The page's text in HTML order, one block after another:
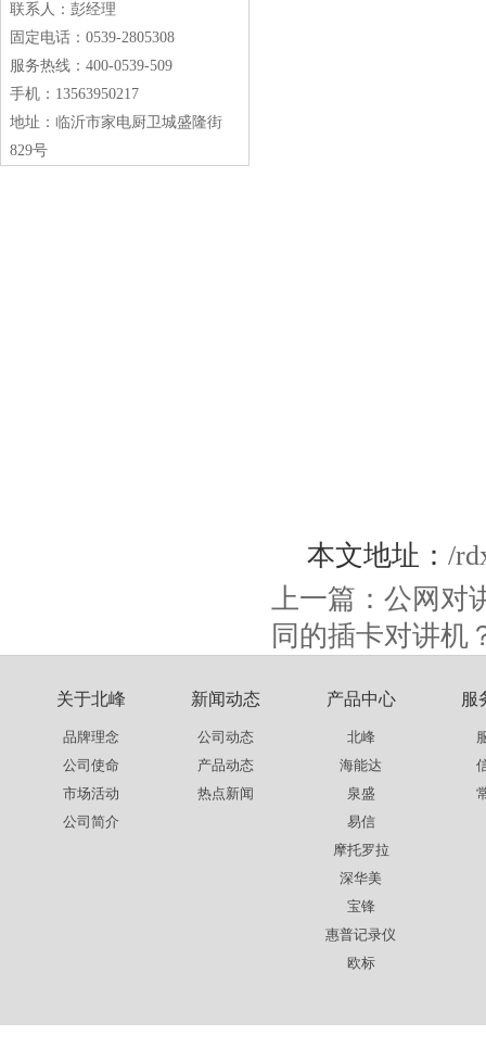
联系人：彭经理
固定电话：0539-2805308
服务热线：400-0539-509
手机：13563950217
地址：临沂市家电厨卫城盛隆街
829号
本文地址： /
上一篇： 公网对
同的插卡对讲机
关于北峰
品牌理念
公司使命
市场活动
公司简介
新闻动态
公司动态
产品动态
热点新闻
产品中心
北峰
海能达
泉盛
易信
摩托罗拉
深华美
宝锋
惠普记录仪
欧标
服